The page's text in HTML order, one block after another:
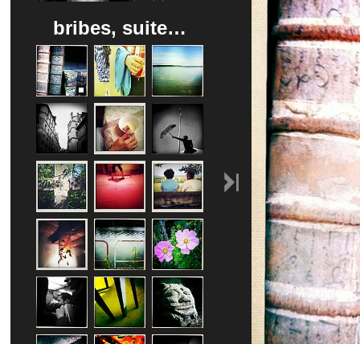
bribes, suite…